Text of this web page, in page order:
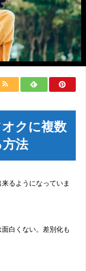
オクに複数
法
るようになっていま
白くない。差別化も